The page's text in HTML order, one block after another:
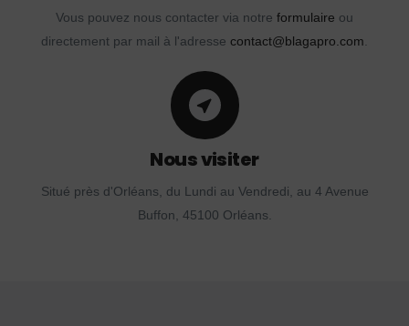
Vous pouvez nous contacter via notre formulaire ou
directement par mail à l'adresse contact@blagapro.com.
Nous visiter
Situé près d'Orléans, du Lundi au Vendredi, au 4 Avenue
Buffon, 45100 Orléans.